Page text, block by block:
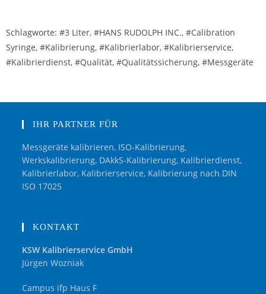
Schlagworte: #3 Liter, #HANS RUDOLPH INC., #Calibration
Syringe, #Kalibrierung, #Kalibrierlabor, #Kalibrierservice,
#Kalibrierdienst, #Qualität, #Qualitätssicherung, #Messgeräte
IHR PARTNER FÜR
Messgeräte kalibrieren, ISO-Kalibrierung,
Werkskalibrierung, DAkkS-Kalibrierung, Kalibrierdienst,
Kalibrierlabor, Kalibrierservice, Kalibrierung nach DIN
ISO 17025
KONTAKT
KSW Kalibrierservice GmbH
Jürgen Wozniak
Campus ifp Haus F